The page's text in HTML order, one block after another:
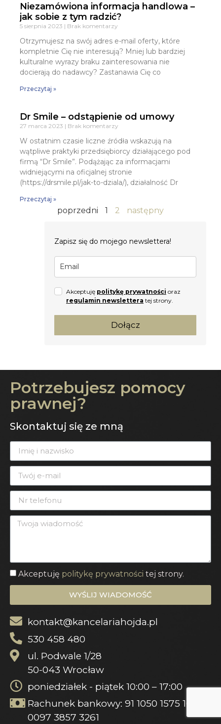
Niezamówiona informacja handlowa –
jak sobie z tym radzić?
5 sierpnia 2023 Brak komentarzy
Otrzymujesz na swój adres e-mail oferty, które
kompletnie Cię nie interesują? Mniej lub bardziej
kulturalne wyrazy braku zainteresowania nie
docierają do nadawcy? Zastanawia Cię co
Przeczytaj »
Dr Smile – odstąpienie od umowy
27 marca 2023 Brak komentarzy
W ostatnim czasie liczne źródła wskazują na
wątpliwe praktyki przedsiębiorcy działającego pod
firmą “Dr Smile”. Podążając za informacjami
widniejącymi na oficjalnej stronie
(https://drsmile.pl/jak-to-dziala/), działalność Dr
Przeczytaj »
poprzedni 1 2 następny
Zapisz się do mojego newslettera!
Akceptuję politykę prywatności oraz
regulamin newslettera tej strony.
Dołącz
kontakt@kancelariahojda.pl
530 458 480
ul. Podwale 1/28
50-043 Wrocław
poniedziałek - piątek 10:00 – 17:00
Rachunek bankowy: 91 1050 1575 1000
0097 3857 3261
Potrzebujesz pomocy
prawnej?
Skontaktuj się ze mną
Akceptuję politykę prywatności tej strony.
WYŚLIJ WIADOMOŚĆ